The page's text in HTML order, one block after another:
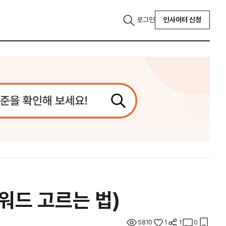
로그인 인사이터 신청
드 고르는 법)
5810 1 1 0